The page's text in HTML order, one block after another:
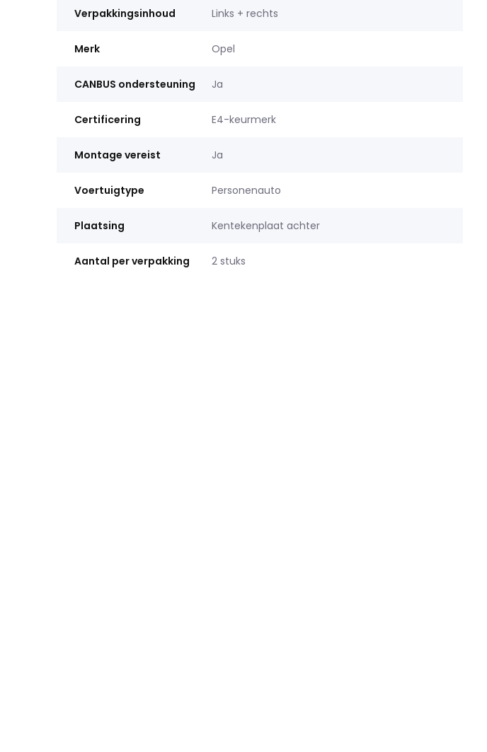
Verpakkingsinhoud Links + rechts
Merk Opel
CANBUS ondersteuning Ja
Certificering E4-keurmerk
Montage vereist Ja
Voertuigtype Personenauto
Plaatsing Kentekenplaat achter
Aantal per verpakking 2 stuks